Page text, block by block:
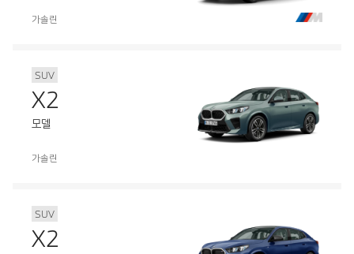
가솔린
SUV
X2
모델
가솔린
SUV
X2